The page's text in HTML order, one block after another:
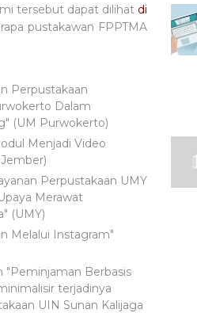
tersebut dapat dilihat di
pustakawan FPPTMA
Perpustakaan
Dalam
(UM Purwokerto)
Menjadi Video
Perpustakaan UMY
Merawat
(UMY)
Melalui Instagram"
"Peminjaman Berbasis
terjadinya
UIN Sunan Kalijaga